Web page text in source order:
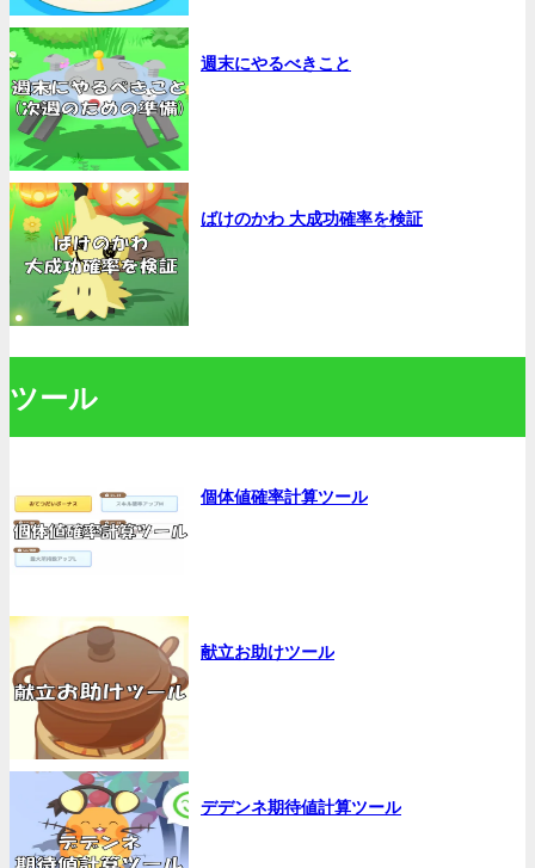
週末にやるべきこと
ばけのかわ 大成功確率を検証
ツール
個体値確率計算ツール
献立お助けツール
デデンネ期待値計算ツール